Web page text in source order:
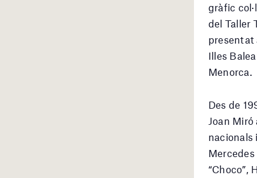
gràfic
del Taller
presentat
Illes
Menorca.
Des de
Joan
nacionals
“Choco”,